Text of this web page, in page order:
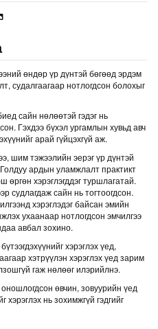
өндөр үр дүнтэй бөгөөд эрдэм
судалгаагаар нотлогдсон болохыг
сайн нөлөөтэй гэдэг нь
Гэхдээ бүхэл ургамлын хувьд авч
арай гүйцэхгүй аж.
шим тэжээлийн эерэг үр дүнтэй
ардын уламжлалт практикт
өргөн хэрэглэгддэг туршлагатай.
судлагдаж сайн нь тогтоогдсон.
хэрэглэдэг байсан эмийн
ухаанаар нотлогдсон эмчилгээ
авбал зохино.
хэрэглэх үед,
хэтрүүлэн хэрэглэх үед зарим
гаж нөлөөг илэрийлнэ.
өвчин, зовуурийн үед
хэрэглэх нь зохимжгүй гэдгийг